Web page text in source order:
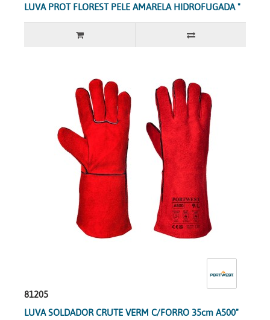
LUVA PROT FLOREST PELE AMARELA HIDROFUGADA "
81205
LUVA SOLDADOR CRUTE VERM C/FORRO 35cm A500"